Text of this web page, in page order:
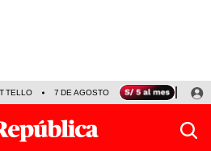
TELLO 7 DE AGOSTO TINKA RESULTADOS